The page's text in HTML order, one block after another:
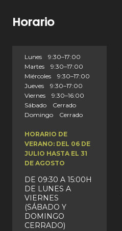
Horario
Lunes 9:30–17:00
Martes 9:30–17:00
Miércoles 9:30–17:00
Jueves 9:30–17:00
Viernes 9:30–16:00
Sábado Cerrado
Domingo Cerrado
HORARIO DE
VERANO: DEL 06 DE
JULIO HASTA EL 31
DE AGOSTO
DE 09:30 A 15:00H
DE LUNES A
VIERNES
(SÁBADO Y
DOMINGO
CERRADO)